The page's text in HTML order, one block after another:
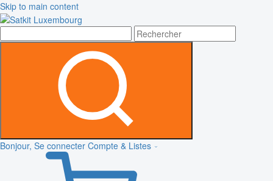
Skip to main content
Bonjour, Se connecter Compte & Listes